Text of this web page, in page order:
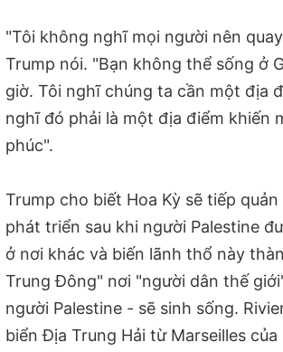
"Tôi không nghĩ mọi người nên
Trump nói. "Bạn không thể sống ở
giờ. Tôi nghĩ chúng ta cần một địa
nghĩ đó phải là một địa điểm khiến
phúc".
Trump cho biết Hoa Kỳ sẽ tiếp quản
phát triển sau khi người Palestine
ở nơi khác và biến lãnh thổ này
Trung Đông" nơi "người dân thế
người Palestine - sẽ sinh sống.
biển Địa Trung Hải từ Marseilles của